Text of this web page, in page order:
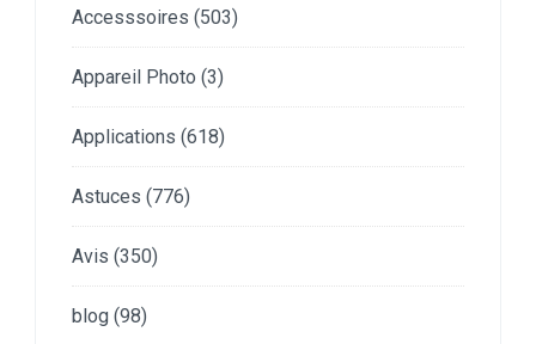
Accesssoires (503)
Appareil Photo (3)
Applications (618)
Astuces (776)
Avis (350)
blog (98)